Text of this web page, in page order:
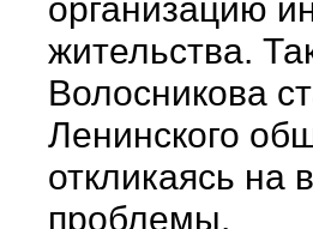
организацию
жительства.
Волосникова
Ленинского
откликаясь на
проблемы.